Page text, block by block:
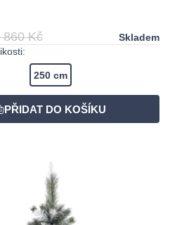
860 Kč
Skladem
250 cm